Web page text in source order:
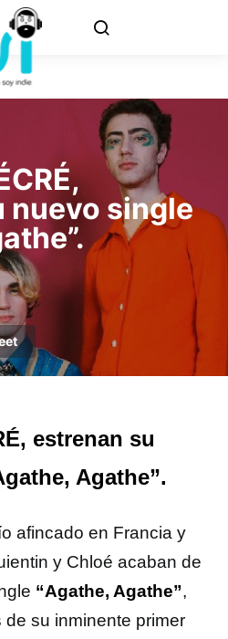
nuevo single
estrenan su
Agathe”.
afincado en Francia y
y Chloé acaban de
“Agathe, Agathe”,
su inminente primer